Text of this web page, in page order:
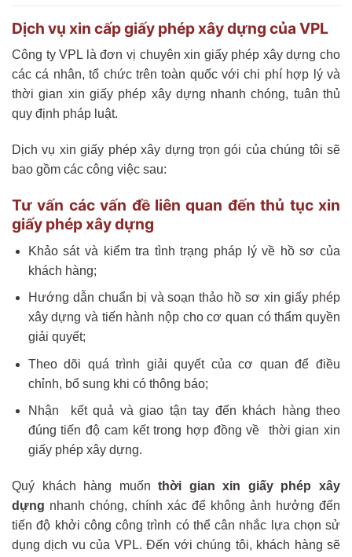
Dịch vụ xin cấp giấy phép xây dựng của VPL
Công ty VPL là đơn vị chuyên xin giấy phép xây dựng cho
các cá nhân, tổ chức trên toàn quốc với chi phí hợp lý và
thời gian xin giấy phép xây dựng nhanh chóng, tuân thủ
quy định pháp luật.
Dịch vụ xin giấy phép xây dựng trọn gói của chúng tôi sẽ
bao gồm các công việc sau:
Tư vấn các vấn đề liên quan đến thủ tục xin
giấy phép xây dựng
Khảo sát và kiểm tra tình trạng pháp lý về hồ sơ của
khách hàng;
Hướng dẫn chuẩn bị và soạn thảo hồ sơ xin giấy phép
xây dựng và tiến hành nộp cho cơ quan có thẩm quyền
giải quyết;
Theo dõi quá trình giải quyết của cơ quan để điều
chỉnh, bổ sung khi có thông báo;
Nhận kết quả và giao tận tay đến khách hàng theo
đúng tiến độ cam kết trong hợp đồng về thời gian xin
giấy phép xây dựng.
Quý khách hàng muốnthời gian xin giấy phép xây
dựng nhanh chóng, chính xác để không ảnh hưởng đến
tiến độ khởi công công trình có thể cân nhắc lựa chọn sử
dụng dịch vu của VPL. Đến với chúng tôi, khách hàng sẽ